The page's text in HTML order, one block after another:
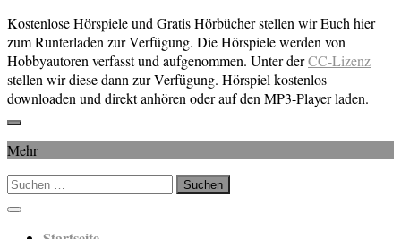
Kostenlose Hörspiele und Gratis Hörbücher stellen wir Euch hier
zum Runterladen zur Verfügung. Die Hörspiele werden von
Hobbyautoren verfasst und aufgenommen. Unter derCC-Lizenz
stellen wir diese dann zur Verfügung. Hörspiel kostenlos
downloaden und direkt anhören oder auf den MP3-Player laden.
Mehr
Suchen
nach: